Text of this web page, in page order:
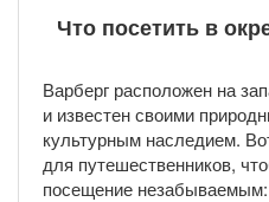
Что посетить в
Варберг расположен на
и известен своими
культурным наследием.
для путешественников,
посещение незабываемым: